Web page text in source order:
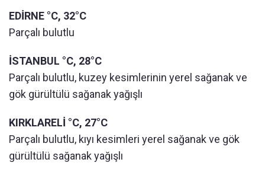
EDİRNE °C, 32°C
Parçalı bulutlu
İSTANBUL °C, 28°C
Parçalı bulutlu, kuzey kesimlerinin yerel sağanak ve
gök gürültülü sağanak yağışlı
KIRKLARELİ °C, 27°C
Parçalı bulutlu, kıyı kesimleri yerel sağanak ve gök
gürültülü sağanak yağışlı